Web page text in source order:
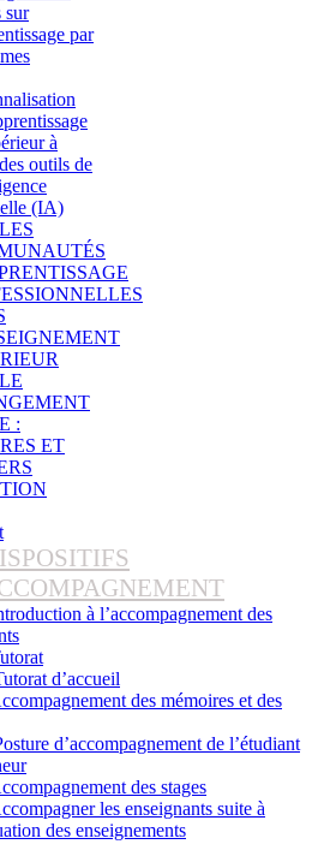
sur
par
à
outils de
(IA)
:
ET
à l’accompagnement des
d’accueil
des mémoires et des
d’accompagnement de l’étudiant
des stages
les enseignants suite à
des enseignements